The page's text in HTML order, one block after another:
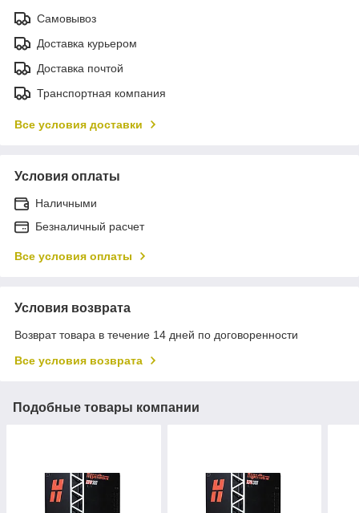
Самовывоз
Доставка курьером
Доставка почтой
Транспортная компания
Все условия доставки
Условия оплаты
Наличными
Безналичный расчет
Все условия оплаты
Условия возврата
Возврат товара в течение 14 дней по договоренности
Все условия возврата
Подобные товары компании